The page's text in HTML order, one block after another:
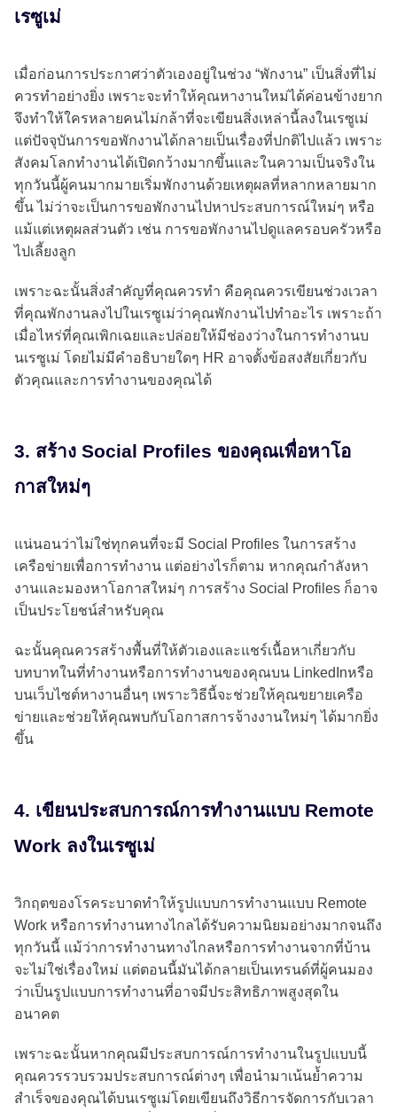
เรซูเม่
เมื่อก่อนการประกาศว่าตัวเองอยู่ในช่วง “พักงาน” เป็นสิ่งที่ไม่
ควรทำอย่างยิ่ง เพราะจะทำให้คุณหางานใหม่ได้ค่อนข้างยาก
จึงทำให้ใครหลายคนไม่กล้าที่จะเขียนสิ่งเหล่านี้ลงในเรซูเม่
แต่ปัจจุบันการขอพักงานได้กลายเป็นเรื่องที่ปกติไปแล้ว เพราะ
สังคมโลกทำงานได้เปิดกว้างมากขึ้นและในความเป็นจริงใน
ทุกวันนี้ผู้คนมากมายเริ่มพักงานด้วยเหตุผลที่หลากหลายมาก
ขึ้น ไม่ว่าจะเป็นการขอพักงานไปหาประสบการณ์ใหม่ๆ หรือ
แม้แต่เหตุผลส่วนตัว เช่น การขอพักงานไปดูแลครอบครัวหรือ
ไปเลี้ยงลูก
เพราะฉะนั้นสิ่งสำคัญที่คุณควรทำ คือคุณควรเขียนช่วงเวลา
ที่คุณพักงานลงไปในเรซูเม่ว่าคุณพักงานไปทำอะไร เพราะถ้า
เมื่อไหร่ที่คุณเพิกเฉยและปล่อยให้มีช่องว่างในการทำงานบ
นเรซูเม่ โดยไม่มีคำอธิบายใดๆ HR อาจตั้งข้อสงสัยเกี่ยวกับ
ตัวคุณและการทำงานของคุณได้
3. สร้าง Social Profiles ของคุณเพื่อหาโอ
กาสใหม่ๆ
แน่นอนว่าไม่ใช่ทุกคนที่จะมี Social Profiles ในการสร้าง
เครือข่ายเพื่อการทำงาน แต่อย่างไรก็ตาม หากคุณกำลังหา
งานและมองหาโอกาสใหม่ๆ การสร้าง Social Profiles ก็อาจ
เป็นประโยชน์สำหรับคุณ
ฉะนั้นคุณควรสร้างพื้นที่ให้ตัวเองและแชร์เนื้อหาเกี่ยวกับ
บทบาทในที่ทำงานหรือการทำงานของคุณบน LinkedInหรือ
บนเว็บไซต์หางานอื่นๆ เพราะวิธีนี้จะช่วยให้คุณขยายเครือ
ข่ายและช่วยให้คุณพบกับโอกาสการจ้างงานใหม่ๆ ได้มากยิ่ง
ขึ้น
4. เขียนประสบการณ์การทำงานแบบ Remote
Work ลงในเรซูเม่
วิกฤตของโรคระบาดทำให้รูปแบบการทำงานแบบ Remote
Work หรือการทำงานทางไกลได้รับความนิยมอย่างมากจนถึง
ทุกวันนี้ แม้ว่าการทำงานทางไกลหรือการทำงานจากที่บ้าน
จะไม่ใช่เรื่องใหม่ แต่ตอนนี้มันได้กลายเป็นเทรนด์ที่ผู้คนมอง
ว่าเป็นรูปแบบการทำงานที่อาจมีประสิทธิภาพสูงสุดใน
อนาคต
เพราะฉะนั้นหากคุณมีประสบการณ์การทำงานในรูปแบบนี้
คุณควรรวบรวมประสบการณ์ต่างๆ เพื่อนำมาเน้นย้ำความ
สำเร็จของคุณได้บนเรซูเม่โดยเขียนถึงวิธีการจัดการกับเวลา